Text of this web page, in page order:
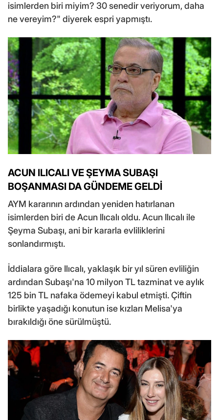
isimlerden biri miyim? 30 senedir veriyorum, daha
ne vereyim?" diyerek espri yapmıştı.
ACUN ILICALI VE ŞEYMA SUBAŞI
BOŞANMASI DA GÜNDEME GELDİ
AYM kararının ardından yeniden hatırlanan
isimlerden biri de Acun Ilıcalı oldu. Acun Ilıcalı ile
Şeyma Subaşı, ani bir kararla evliliklerini
sonlandırmıştı.
İddialara göre Ilıcalı, yaklaşık bir yıl süren evliliğin
ardından Subaşı'na 10 milyon TL tazminat ve aylık
125 bin TL nafaka ödemeyi kabul etmişti. Çiftin
birlikte yaşadığı konutun ise kızları Melisa'ya
bırakıldığı öne sürülmüştü.